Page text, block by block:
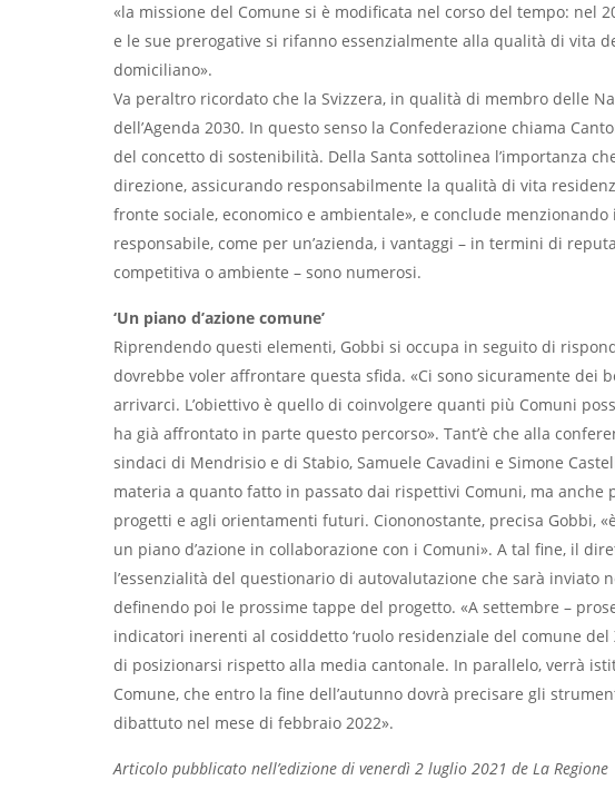
«la missione del Comune si è modificata nel corso del tempo: nel
e le sue prerogative si rifanno essenzialmente alla qualità di vita
domiciliano».
Va peraltro ricordato che la Svizzera, in qualità di membro delle
dell’Agenda 2030. In questo senso la Confederazione chiama
del concetto di sostenibilità. Della Santa sottolinea l’importanza
direzione, assicurando responsabilmente la qualità di vita
fronte sociale, economico e ambientale», e conclude
responsabile, come per un’azienda, i vantaggi – in termini di
competitiva o ambiente – sono numerosi.
‘Un piano d’azione comune’
Riprendendo questi elementi, Gobbi si occupa in seguito di
dovrebbe voler affrontare questa sfida. «Ci sono sicuramente dei
arrivarci. L’obiettivo è quello di coinvolgere quanti più Comuni
ha già affrontato in parte questo percorso». Tant’è che alla
sindaci di Mendrisio e di Stabio, Samuele Cavadini e Simone
materia a quanto fatto in passato dai rispettivi Comuni, ma
progetti e agli orientamenti futuri. Ciononostante, precisa Gobbi,
un piano d’azione in collaborazione con i Comuni». A tal fine, il
l’essenzialità del questionario di autovalutazione che sarà inviato
definendo poi le prossime tappe del progetto. «A settembre –
indicatori inerenti al cosiddetto ‘ruolo residenziale del comune del
di posizionarsi rispetto alla media cantonale. In parallelo, verrà
Comune, che entro la fine dell’autunno dovrà precisare gli
dibattuto nel mese di febbraio 2022».
Articolo pubblicato nell’edizione di venerdì 2 luglio 2021 de La Regione